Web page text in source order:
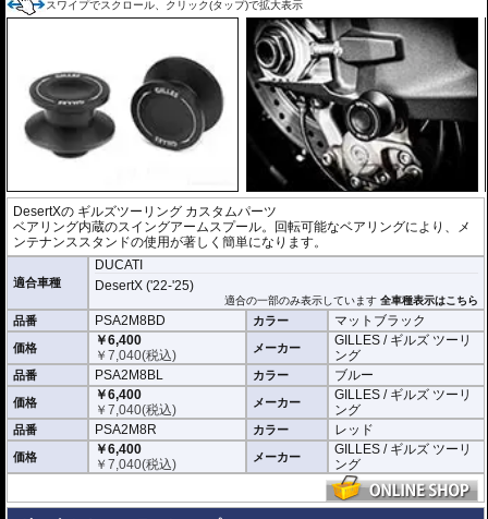
スワイプでスクロール、クリック(タップ)で拡大表示
DesertXの ギルズツーリング カスタムパーツ
ベアリング内蔵のスイングアームスプール。回転可能なベアリングにより、メ
ンテナンススタンドの使用が著しく簡単になります。
適合車種
DUCATI
DesertX ('22-'25)
適合の一部のみ表示しています全車種表示はこちら
品番 PSA2M8BD カラー マットブラック
価格
￥6,400
￥7,040(税込) メーカー
GILLES / ギルズ ツーリ
ング
品番 PSA2M8BL カラー ブルー
価格
￥6,400
￥7,040(税込) メーカー
GILLES / ギルズ ツーリ
ング
品番 PSA2M8R カラー レッド
価格
￥6,400
￥7,040(税込) メーカー
GILLES / ギルズ ツーリ
ング